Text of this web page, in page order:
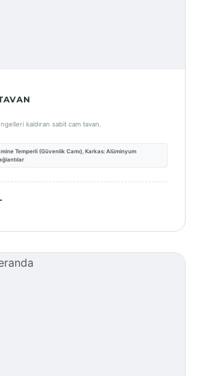
kaldıran sabit cam tavan.
Temperli (Güvenlik Camı), Karkas: Alüminyum